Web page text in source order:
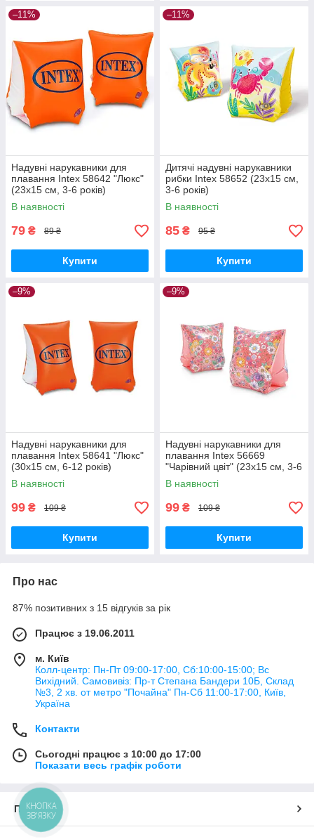
–11%
Надувні нарукавники для
плавання Intex 58642 "Люкс"
(23х15 см, 3-6 років)
В наявності
79 ₴ 89 ₴
Купити
–11%
Дитячі надувні нарукавники
рибки Intex 58652 (23х15 см,
3-6 років)
В наявності
85 ₴ 95 ₴
Купити
–9%
Надувні нарукавники для
плавання Intex 58641 "Люкс"
(30х15 см, 6-12 років)
В наявності
99 ₴ 109 ₴
Купити
–9%
Надувні нарукавники для
плавання Intex 56669
"Чарівний цвіт" (23х15 см, 3-6
років)
В наявності
99 ₴ 109 ₴
Купити
Про нас
87% позитивних з 15 відгуків за рік
Працює з 19.06.2011
м. Київ
Колл-центр: Пн-Пт 09:00-17:00, Сб:10:00-15:00; Вс
Вихідний. Самовивіз: Пр-т Степана Бандери 10Б, Склад
№3, 2 хв. от метро "Почайна" Пн-Cб 11:00-17:00, Київ,
Україна
Контакти
Сьогодні працює з 10:00 до 17:00
Показати весь графік роботи
Про нас
КНОПКА
ЗВ'ЯЗКУ